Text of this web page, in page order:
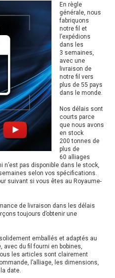
En règle
générale, nous
fabriquons
notre fil et
l’expédions
dans les
3 semaines,
avec une
livraison de
notre fil vers
plus de 55 pays
dans le monde.
Nos délais sont
courts parce
que nous avons
en stock
200 tonnes de
plus de
60 alliages
n’est pas disponible dans le stock,
selon vos spécifications.
suivant si vous êtes au Royaume-
de livraison dans les délais
toujours d’obtenir une
emballés et adaptés au
avec du fil fourni en bobines,
les articles sont clairement
l’alliage, les dimensions,
date.